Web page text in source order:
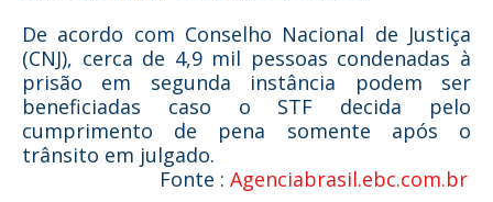
De acordo com Conselho Nacional de Justiça
(CNJ), cerca de 4,9 mil pessoas condenadas à
prisão em segunda instância podem ser
beneficiadas caso o STF decida pelo
cumprimento de pena somente após o
trânsito em julgado.
Fonte : Agenciabrasil.ebc.com.br